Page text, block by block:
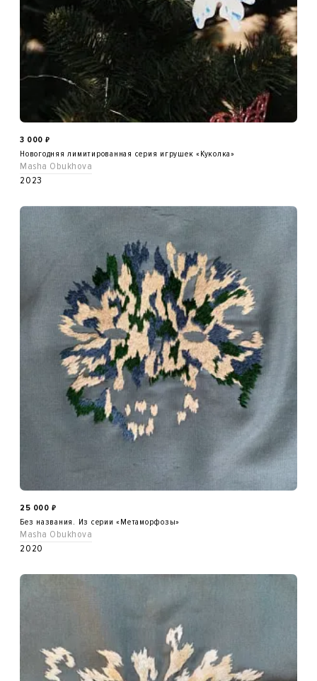
3 000 ₽
Новогодняя лимитированная серия игрушек «Куколка»
Masha Obukhova
2023
25 000 ₽
Без названия. Из серии «Метаморфозы»
Masha Obukhova
2020